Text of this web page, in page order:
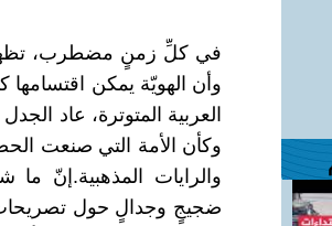
في كلِّ زمنٍ مضطرب، تظهر
وأن الهويّة يمكن
العربية المتوترة، عاد
وكأن الأمة التي صنعت
والرايات المذهبية.إنّ ما
ضجيجٍ وجدالٍ حول تصريحات